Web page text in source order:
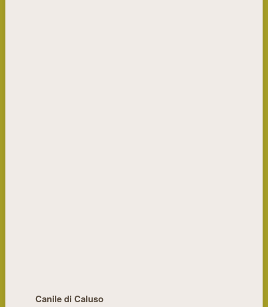
Canile di Caluso